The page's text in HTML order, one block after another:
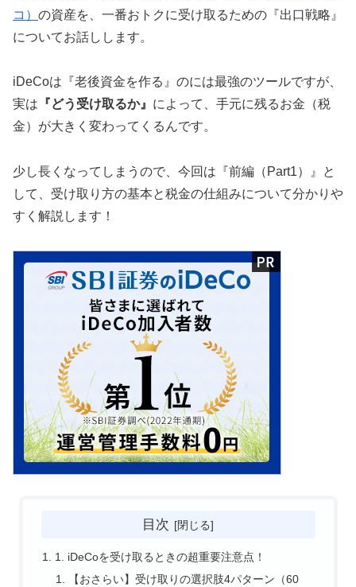
コ） の資産を、一番おトクに受け取るための『出口戦略』
についてお話しします。
iDeCoは『老後資金を作る』のには最強のツールですが、
実は 『どう受け取るか』 によって、手元に残るお金（税
金）が大きく変わってくるんです。
少し長くなってしまうので、今回は『前編（Part1）』と
して、受け取り方の基本と税金の仕組みについて分かりや
すく解説します！
目次
1. iDeCoを受け取るときの超重要注意点！
【おさらい】受け取りの選択肢4パターン（60